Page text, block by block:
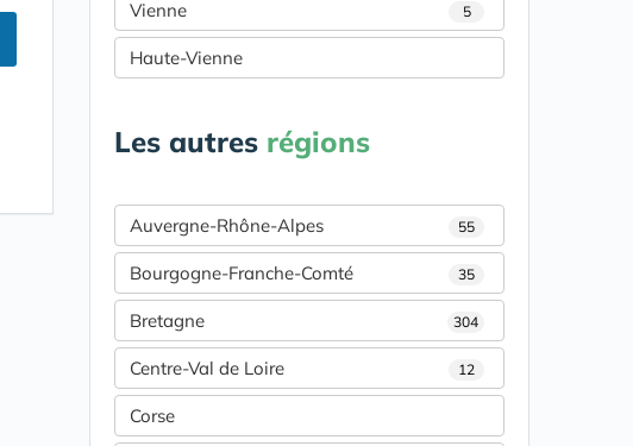
Vienne 5
Haute-Vienne
Les autres régions
Auvergne-Rhône-Alpes 55
Bourgogne-Franche-Comté 35
Bretagne 304
Centre-Val de Loire 12
Corse